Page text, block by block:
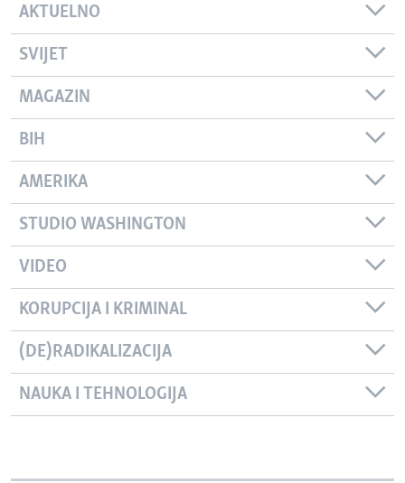
AKTUELNO
SVIJET
MAGAZIN
BIH
AMERIKA
STUDIO WASHINGTON
VIDEO
KORUPCIJA I KRIMINAL
(DE)RADIKALIZACIJA
NAUKA I TEHNOLOGIJA